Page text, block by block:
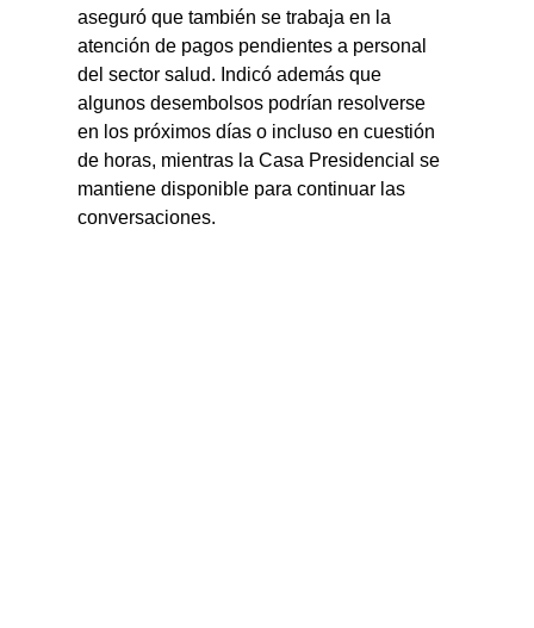
aseguró que también se trabaja en la
atención de pagos pendientes a personal
del sector salud. Indicó además que
algunos desembolsos podrían resolverse
en los próximos días o incluso en cuestión
de horas, mientras la Casa Presidencial se
mantiene disponible para continuar las
conversaciones.